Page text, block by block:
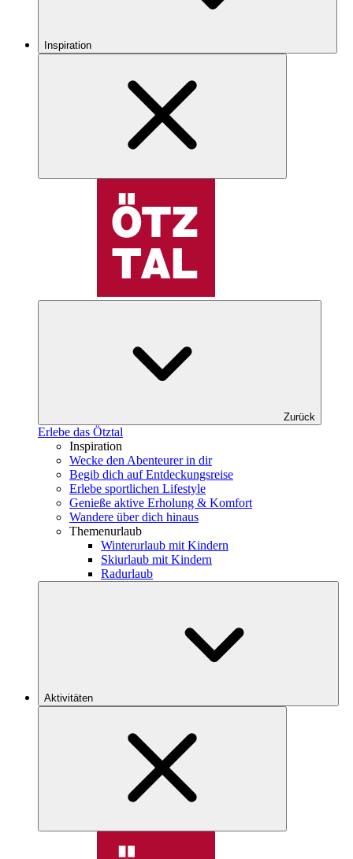
Inspiration
Zurück
Erlebe das Ötztal
Inspiration
Wecke den Abenteurer in dir
Begib dich auf Entdeckungsreise
Erlebe sportlichen Lifestyle
Genieße aktive Erholung & Komfort
Wandere über dich hinaus
Themenurlaub
Winterurlaub mit Kindern
Skiurlaub mit Kindern
Radurlaub
Aktivitäten